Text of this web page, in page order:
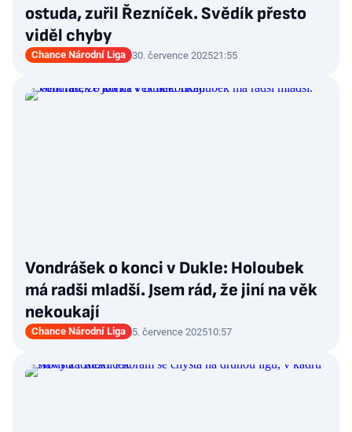
ostuda, zuřil Řezníček. Svědík přesto
viděl chyby
Chance Národní Liga 30. července 202521:55
Vondrášek o konci v Dukle: Holoubek
má radši mladší. Jsem rád, že jiní na věk
nekoukají
Chance Národní Liga 5. července 202510:57